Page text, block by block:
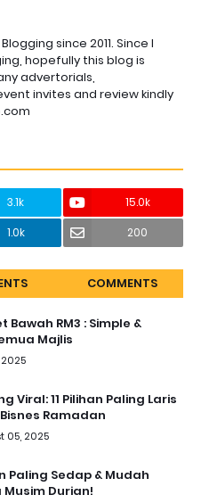
since 2011. Since I
hopefully this blog is
advertorials,
invites and review kindly
3.1k
15.0k
1.0k 200
COMMENTS
Bawah RM3 : Simple &
Majlis
Viral: 11 Pilihan Paling Laris
Ramadan
05, 2025
Paling Sedap & Mudah
Musim Durian!